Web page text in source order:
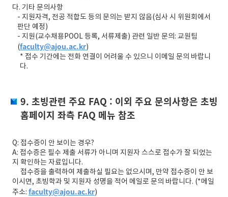
다. 기타 문의사항
- 지원자격, 전공 적합도 등의 문의는 받지 않음(심사 시 위원회에서
판단 예정)
- 지원(교수채용POOL 등록, 서류제출) 관련 일반 문의: 교원팀
(faculty@ajou.ac.kr)
* 접수 기간에는 전화 연결이 어려울 수 있으니 이메일 문의 바랍니
다.
9. 초빙관련 주요 FAQ : 이외 주요 문의사항은 초빙
홈페이지 좌측 FAQ 메뉴 참조
Q: 접수증이 안 보이는 경우?
A: 접수증은 필수 제출 서류가 아니며 지원자 스스로 접수가 잘 되었는
지 확인하는 자료입니다.
접수증을 출력하여 제출하실 필요는 없으시며, 만약 접수증이 안 보
이시면, 초빙학과 및 지원자 성명을 적어 메일로 문의 바랍니다. (*메일
주소: faculty@ajou.ac.kr)